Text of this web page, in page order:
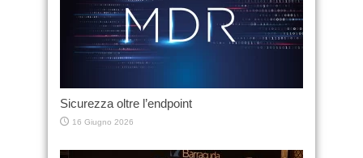
Sicurezza oltre l’endpoint
16 Giugno 2026